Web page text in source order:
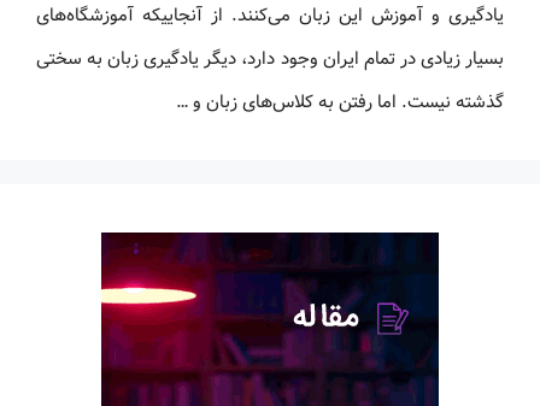
یادگیری و آموزش این زبان می‌کنند. از آنجاییکه آموزشگاه‌های
بسیار زیادی در تمام ایران وجود دارد، دیگر یادگیری زبان به سختی
گذشته نیست. اما رفتن به کلاس‌های زبان و …